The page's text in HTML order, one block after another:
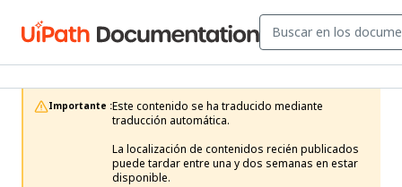
Importante :Este contenido se ha traducido mediante
traducción automática.
La localización de contenidos recién publicados
puede tardar entre una y dos semanas en estar
disponible.